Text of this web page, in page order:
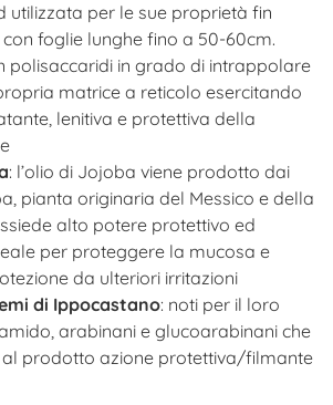
utilizzata per le sue proprietà fin
con foglie lunghe fino a 50-60cm.
polisaccaridi in grado di intrappolare
matrice a reticolo esercitando
lenitiva e protettiva della
: l’olio di Jojoba viene prodotto dai
pianta originaria del Messico e della
alto potere protettivo ed
per proteggere la mucosa e
da ulteriori irritazioni
di Ippocastano: noti per il loro
arabinani e glucoarabinani che
prodotto azione protettiva/filmante